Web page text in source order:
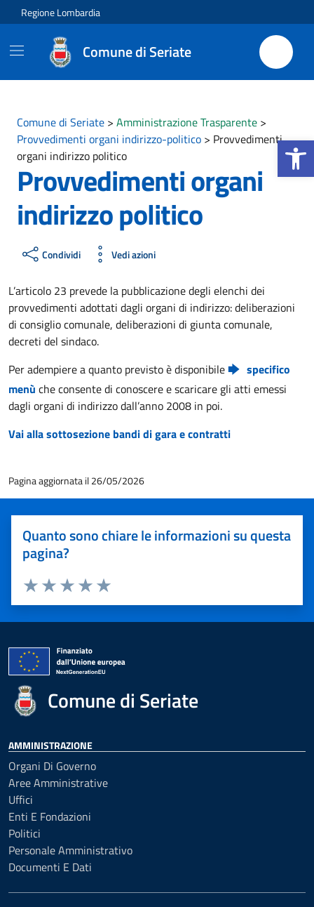
Apri la
Vai ai contenuti
Vai al footer
Regione Lombardia
Comune di Seriate
Comune di Seriate > Amministrazione Trasparente >
Provvedimenti organi indirizzo-politico > Provvedimenti
organi indirizzo politico
Provvedimenti organi
indirizzo politico
Condividi Vedi azioni
L’articolo 23 prevede la pubblicazione degli elenchi dei
provvedimenti adottati dagli organi di indirizzo: deliberazioni
di consiglio comunale, deliberazioni di giunta comunale,
decreti del sindaco.
Per adempiere a quanto previsto è disponibile
specifico
menù che consente di conoscere e scaricare gli atti emessi
dagli organi di indirizzo dall’anno 2008 in poi.
Vai alla sottosezione bandi di gara e contratti
Pagina aggiornata il 26/05/2026
Quanto sono chiare le informazioni su questa
pagina?
Valuta 5 stelle su 5
Valuta 4 stelle su 5
Valuta 3 stelle su 5
Valuta 2 stelle su 5
Valuta 1 stelle su 5
Comune di Seriate
AMMINISTRAZIONE
Organi Di Governo
Aree Amministrative
Uffici
Enti E Fondazioni
Politici
Personale Amministrativo
Documenti E Dati